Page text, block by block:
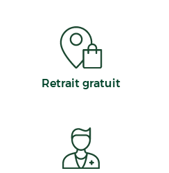
Retrait gratuit